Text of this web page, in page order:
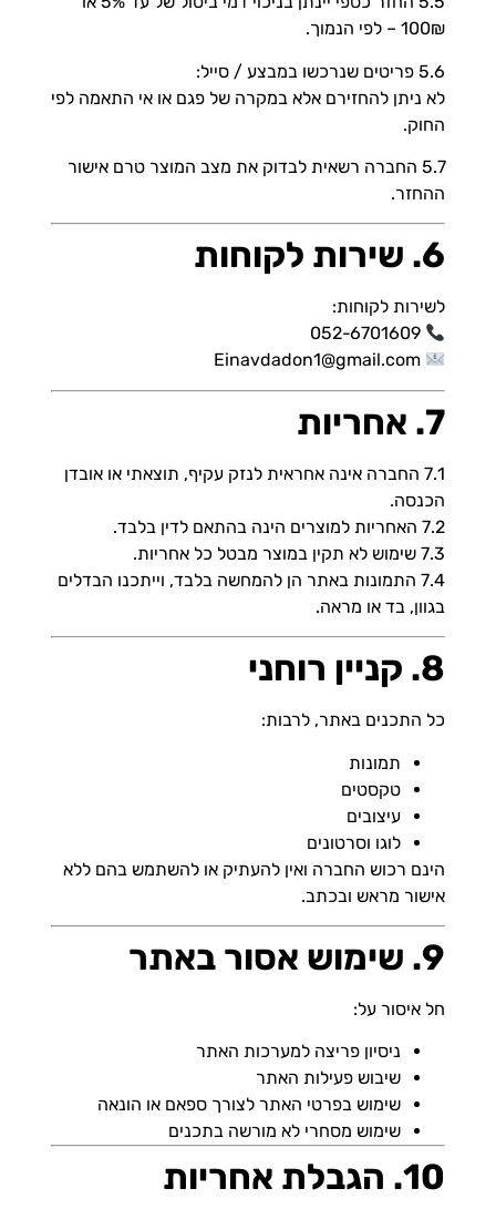
100₪ – לפי הנמוך.
5.6 פריטים שנרכשו במבצע / סייל:
לא ניתן להחזירם אלא במקרה של פגם או אי התאמה לפי
החוק.
5.7 החברה רשאית לבדוק את מצב המוצר טרם אישור
ההחזר.
6. שירות לקוחות
לשירות לקוחות:
Einavdadon1@gmail.com
7. אחריות
7.1 החברה אינה אחראית לנזק עקיף, תוצאתי או אובדן
הכנסה.
7.2 האחריות למוצרים הינה בהתאם לדין בלבד.
7.3 שימוש לא תקין במוצר מבטל כל אחריות.
7.4 התמונות באתר הן להמחשה בלבד, וייתכנו הבדלים
בגוון, בד או מראה.
8. קניין רוחני
כל התכנים באתר, לרבות:
תמונות
טקסטים
עיצובים
לוגו וסרטונים
הינם רכוש החברה ואין להעתיק או להשתמש בהם ללא
אישור מראש ובכתב.
9. שימוש אסור באתר
חל איסור על:
ניסיון פריצה למערכות האתר
שיבוש פעילות האתר
שימוש בפרטי האתר לצורך ספאם או הונאה
שימוש מסחרי לא מורשה בתכנים
10. הגבלת אחריות